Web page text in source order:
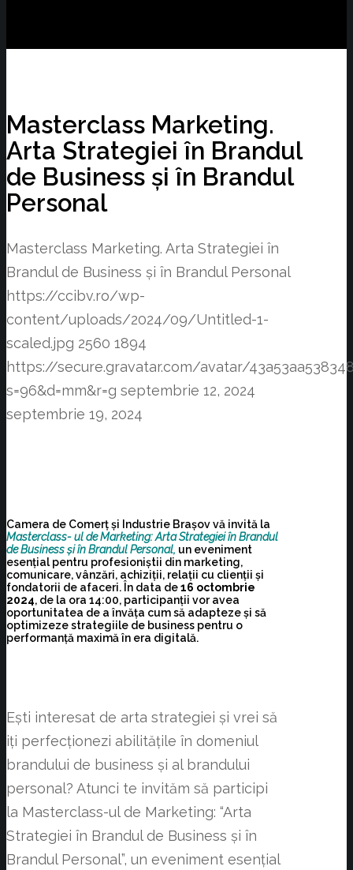
Masterclass Marketing.
Arta Strategiei în Brandul
de Business și în Brandul
Personal
Masterclass Marketing. Arta Strategiei în
Brandul de Business și în Brandul Personal
https://ccibv.ro/wp-
content/uploads/2024/09/Untitled-1-
scaled.jpg 2560 1894
https://secure.gravatar.com/avatar/
s=96&d=mm&r=g septembrie 12, 2024
septembrie 19, 2024
Camera de Comerț și Industrie Brașov vă invită la
Masterclass- ul de Marketing:Arta Strategiei în Brandul
de Business și în Brandul Personal, un eveniment
esențial pentru profesioniștii din marketing,
comunicare, vânzări, achiziții, relații cu clienții și
fondatorii de afaceri. În data de16 octombrie
2024, de la ora 14:00, participanții vor avea
oportunitatea de a învăța cum să adapteze și să
optimizeze strategiile de business pentru o
performanță maximă în era digitală.
Ești interesat de arta strategiei și vrei să
iți perfecționezi abilitățile în domeniul
brandului de business și al brandului
personal? Atunci te invităm să participi
la Masterclass-ul de Marketing: “Arta
Strategiei în Brandul de Business și în
Brandul Personal”, un eveniment esențial